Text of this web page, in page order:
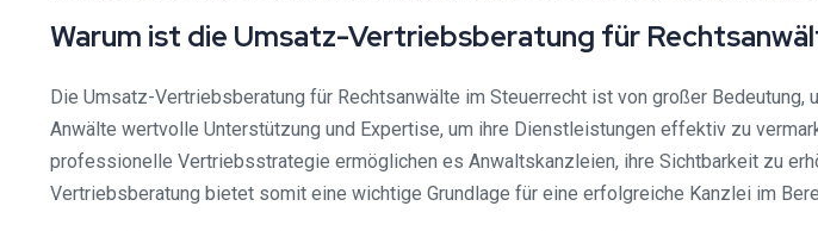
Warum ist die Umsatz-Vertriebsberatung für
Die Umsatz-Vertriebsberatung für Rechtsanwälte im Steuerrecht ist von großer
Anwälte wertvolle Unterstützung und Expertise, um ihre Dienstleistungen effektiv zu
professionelle Vertriebsstrategie ermöglichen es Anwaltskanzleien, ihre Sichtbarkeit zu
Vertriebsberatung bietet somit eine wichtige Grundlage für eine erfolgreiche Kanzlei im